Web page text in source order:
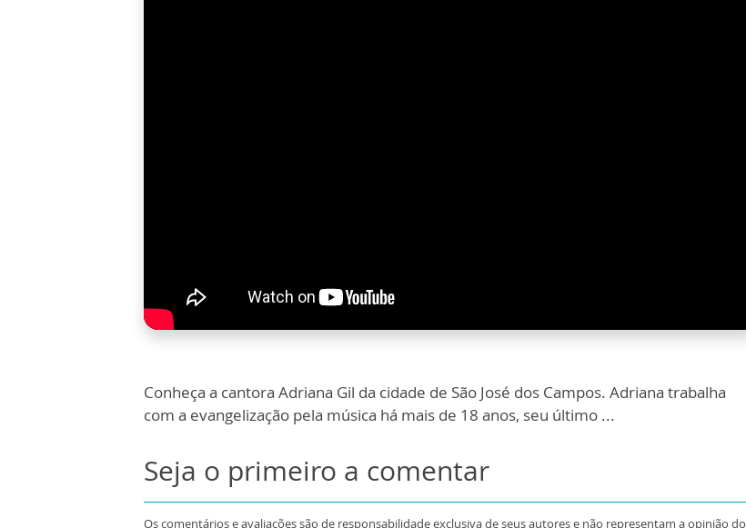
Conheça a cantora Adriana Gil da cidade de São José dos Campos. Adriana trabalha
com a evangelização pela música há mais de 18 anos, seu último ...
Seja o primeiro a comentar
Os comentários e avaliações são de responsabilidade exclusiva de seus autores e não representam a opinião do